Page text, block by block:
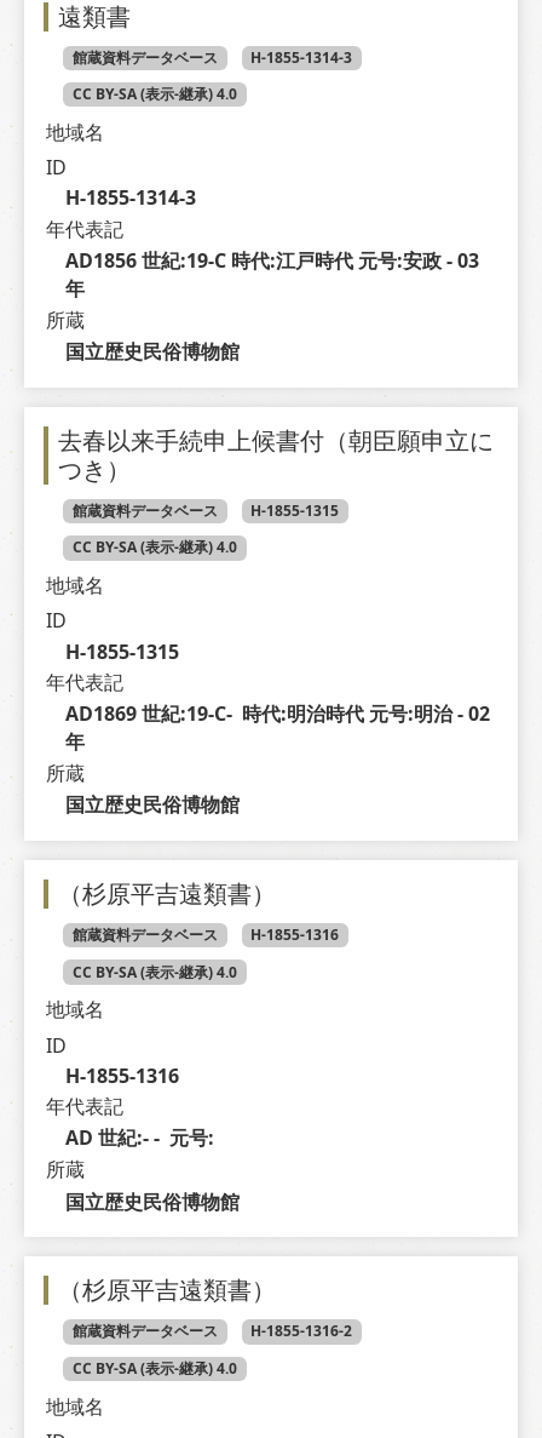
遠類書
館蔵資料データベース
H-1855-1314-3
CC BY-SA (表示-継承) 4.0
地域名
ID
H-1855-1314-3
年代表記
AD1856 世紀:19-C 時代:江戸時代 元号:安政 - 03
年
所蔵
国立歴史民俗博物館
去春以来手続申上候書付（朝臣願申立に
つき）
館蔵資料データベース
H-1855-1315
CC BY-SA (表示-継承) 4.0
地域名
ID
H-1855-1315
年代表記
AD1869 世紀:19-C-  時代:明治時代 元号:明治 - 02
年
所蔵
国立歴史民俗博物館
（杉原平吉遠類書）
館蔵資料データベース
H-1855-1316
CC BY-SA (表示-継承) 4.0
地域名
ID
H-1855-1316
年代表記
AD 世紀:- -  元号:
所蔵
国立歴史民俗博物館
（杉原平吉遠類書）
館蔵資料データベース
H-1855-1316-2
CC BY-SA (表示-継承) 4.0
地域名